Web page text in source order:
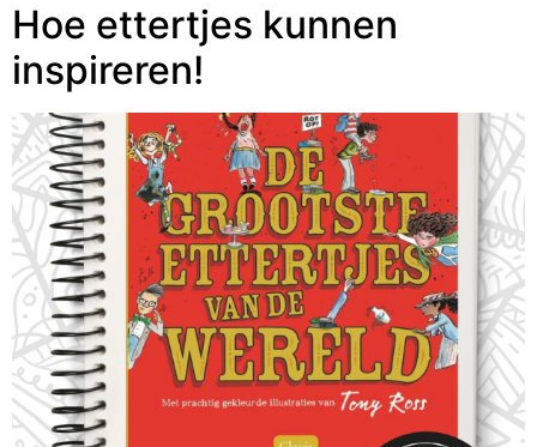
Hoe ettertjes kunnen
inspireren!